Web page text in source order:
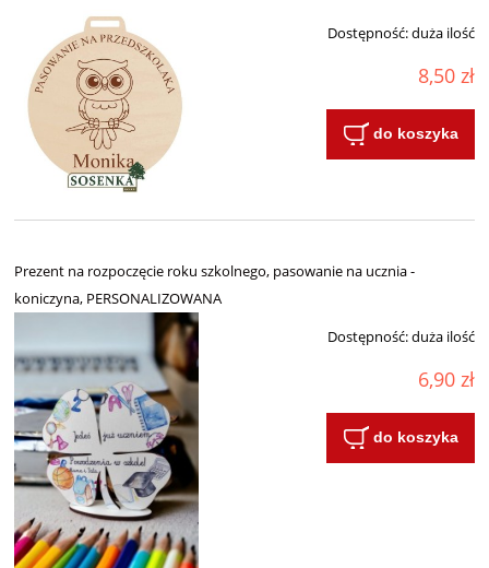
Dostępność:duża ilość
8,50 zł
do koszyka
Prezent na rozpoczęcie roku szkolnego, pasowanie na ucznia -
koniczyna, PERSONALIZOWANA
Dostępność:duża ilość
6,90 zł
do koszyka